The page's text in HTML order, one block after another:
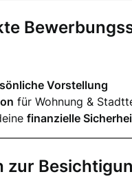
Vorstellung
für Wohnung &
finanzielle
zur